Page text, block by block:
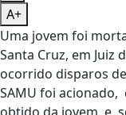
A+
Uma jovem foi
Santa Cruz, em Juiz
ocorrido disparos
SAMU foi acionado,